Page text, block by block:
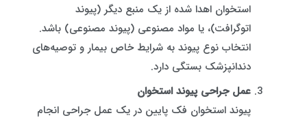
استخوان اهدا شده از یک منبع دیگر (پیوند
اتوگرافت)، یا مواد مصنوعی (پیوند مصنوعی) باشد.
انتخاب نوع پیوند به شرایط خاص بیمار و توصیه‌های
دندانپزشک بستگی دارد.
عمل جراحی پیوند استخوان
پیوند استخوان فک پایین در یک عمل جراحی انجام